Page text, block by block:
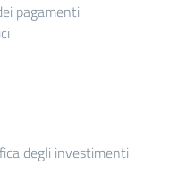
pagamenti
degli investimenti